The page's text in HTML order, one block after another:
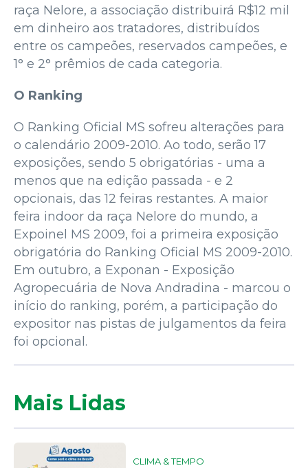
raça Nelore, a associação distribuirá R$12 mil
em dinheiro aos tratadores, distribuídos
entre os campeões, reservados campeões, e
1° e 2° prêmios de cada categoria.
O Ranking
O Ranking Oficial MS sofreu alterações para
o calendário 2009-2010. Ao todo, serão 17
exposições, sendo 5 obrigatórias - uma a
menos que na edição passada - e 2
opcionais, das 12 feiras restantes. A maior
feira indoor da raça Nelore do mundo, a
Expoinel MS 2009, foi a primeira exposição
obrigatória do Ranking Oficial MS 2009-2010.
Em outubro, a Exponan - Exposição
Agropecuária de Nova Andradina - marcou o
início do ranking, porém, a participação do
expositor nas pistas de julgamentos da feira
foi opcional.
Mais Lidas
CLIMA & TEMPO